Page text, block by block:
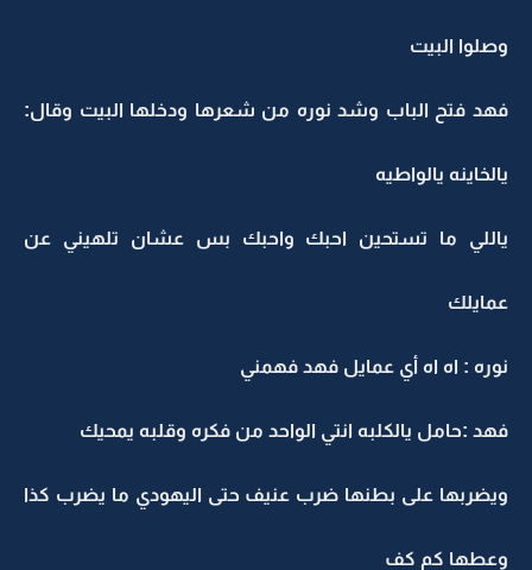
البيت
فتح الباب وشد نوره من شعرها ودخلها البيت وقال:
يالواطيه
ما تستحين احبك واحبك بس عشان تلهيني عن
: اه اه أي عمايل فهد فهمني
:حامل يالكلبه انتي الواحد من فكره وقلبه يمحيك
على بطنها ضرب عنيف حتى اليهودي ما يضرب كذا
كم كف